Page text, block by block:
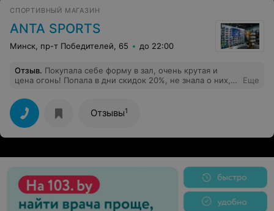
СПОРТИВНЫЙ МАГАЗИН
ANTA SPORTS
Минск, пр-т Победителей, 65 до 22:00
Отзыв. Покупала себе форму в зал, очень крутая и
цена огонь! Попала в дни скидок 20%, не знала о них,
дополнительно шортики)) Приятное и ненавязчивое
обслуживание) Обязательно зайду после пополнения
коллекции, сказали в августе уже привезут что-то к
осени.
Еще
Отзывы1